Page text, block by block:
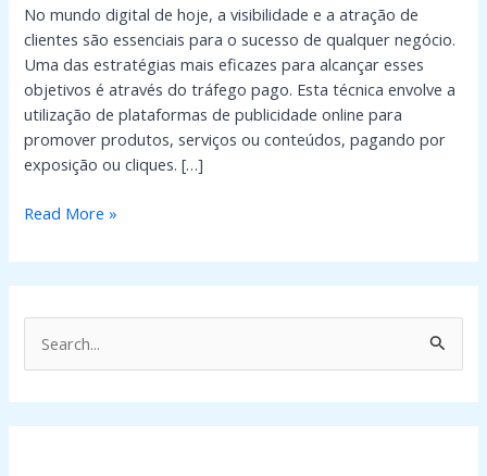
No mundo digital de hoje, a visibilidade e a atração de
clientes são essenciais para o sucesso de qualquer negócio.
Uma das estratégias mais eficazes para alcançar esses
objetivos é através do tráfego pago. Esta técnica envolve a
utilização de plataformas de publicidade online para
promover produtos, serviços ou conteúdos, pagando por
exposição ou cliques. […]
Read More »